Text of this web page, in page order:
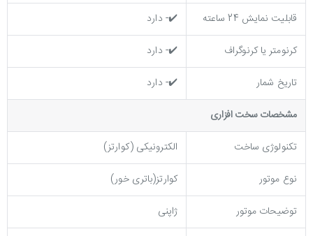
قابلیت نمایش 24 ساعته
✔️- دارد
کرنومتر یا کرنوگراف
✔️- دارد
تاریخ شمار
✔️- دارد
مشخصات سخت افزاری
تکنولوژی ساخت
الکترونیکی (کوارتز)
نوع موتور
کوارتز(باتری خور)
توضیحات موتور
ژاپنی